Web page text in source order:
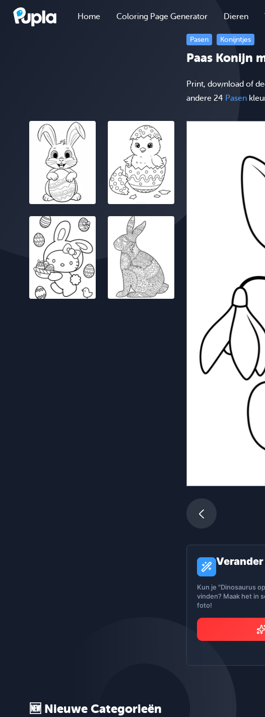
Home Coloring Page Generator Dieren
Pasen Konijntjes
Paas Konijn
Print, download of
andere 24 Pasen
Kun je "Dinosaurus
vinden? Maak het in
foto!
🆕 Nieuwe Categorieën